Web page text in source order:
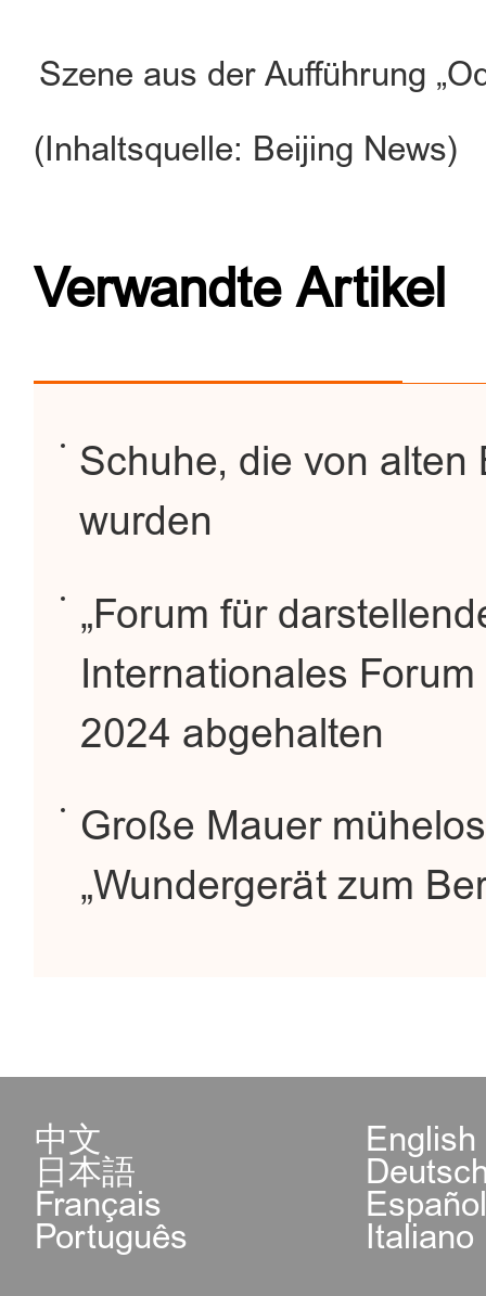
Szene aus der Aufführung
(Inhaltsquelle: Beijing News)
Verwandte Artikel
Schuhe, die von
wurden
„Forum für
Internationales
2024 abgehalten
Große Mauer
„Wundergerät zum
中文 English
日本語
Français
Português Italiano